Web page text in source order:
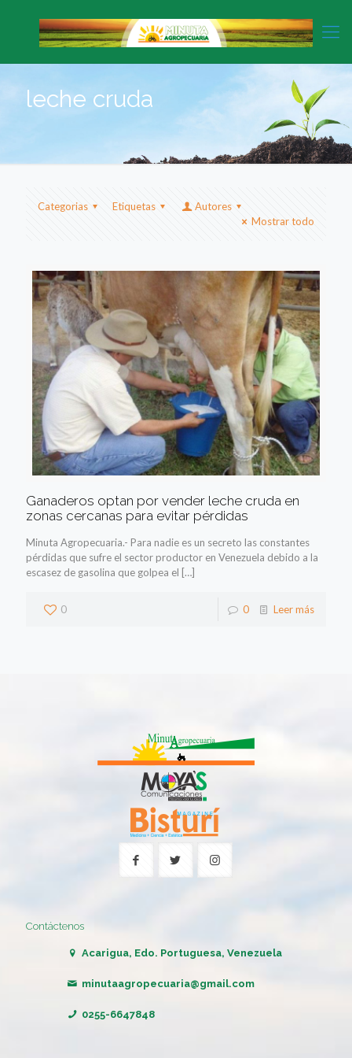
leche cruda
Categorias Etiquetas
Autores
Mostrar todo
Ganaderos optan por vender leche cruda en
zonas cercanas para evitar pérdidas
Minuta Agropecuaria.- Para nadie es un secreto las constantes
pérdidas que sufre el sector productor en Venezuela debido a la
escasez de gasolina que golpea el […]
0 0 Leer más
Contáctenos
Acarigua, Edo. Portuguesa, Venezuela
minutaagropecuaria@gmail.com
0255-6647848